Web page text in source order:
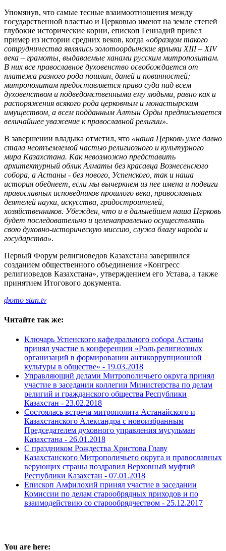
Упомянув, что самые тесные взаимоотношения между
государственной властью и Церковью имеют на земле степей
глубокие исторические корни, епископ Геннадий привел
пример из истории средних веков, когда «образцом такого
сотрудничества являлись золотоордынские ярлыки XIII – XIV
века – грамоты, выдаваемые ханами русским митрополитам.
В них все православное духовенство освобождается от
платежа разного рода пошлин, даней и повинностей;
митрополитам предоставляется право суда над всем
духовенством и подведомственными ему людьми, равно как и
распоряжения всякого рода церковным и монастырским
имуществом, а всем подданным Алтын Орды предписывается
величайшее уважение к православной религии».
В завершении владыка отметил, что «наша Церковь уже давно
стала неотъемлемой частью религиозного и культурного
мира Казахстана. Как невозможно представить
архитектурный облик Алматы без красавца Вознесенского
собора, а Астаны - без нового, Успенского, так и наша
история обеднеет, если мы вычеркнем из нее имена и подвиги
православных исповедников прошлого века, православных
деятелей науки, искусства, градостроителей,
хозяйственников. Убежден, что и в дальнейшем наша Церковь
будет последовательно и целенаправленно осуществлять
свою духовно-историческую миссию, служа благу народа и
государства».
Первый Форум религиоведов Казахстана завершился
созданием общественного объединения «Конгресс
религиоведов Казахстана», утверждением его Устава, а также
принятием Итогового документа.
фото stan.tv
Читайте так же:
Ключарь Успенского кафедрального собора Астаны
принял участие в конференции «Роль религиозных
организаций в формировании антикоррупционной
культуры в обществе» - 19.03.2018
Управляющий делами Митрополичьего округа принял
участие в заседании коллегии Министерства по делам
религий и гражданского общества Республики
Казахстан - 23.02.2018
Состоялась встреча митрополита Астанайского и
Казахстанского Александра с новоизбранным
Председателем духовного управления мусульман
Казахстана - 26.01.2018
С праздником Рождества Христова Главу
Казахстанского Митрополичьего округа и православных
верующих страны поздравил Верховный муфтий
Республики Казахстан - 07.01.2018
Епископ Амфилохий принял участие в заседании
Комиссии по делам старообрядных приходов и по
взаимодействию со старообрядчеством - 25.12.2017
You are here: